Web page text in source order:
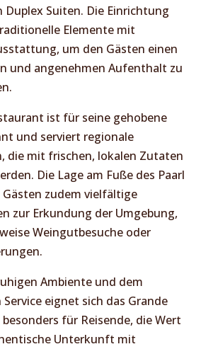
Duplex Suiten. Die Einrichtung
Elemente mit
um den Gästen einen
und angenehmen Aufenthalt zu
ist für seine gehobene
und serviert regionale
die mit frischen, lokalen Zutaten
Die Lage am Fuße des Paarl
Gästen zudem vielfältige
zur Erkundung der Umgebung,
Weingutbesuche oder
Ambiente und dem
eignet sich das Grande
für Reisende, die Wert
Unterkunft mit